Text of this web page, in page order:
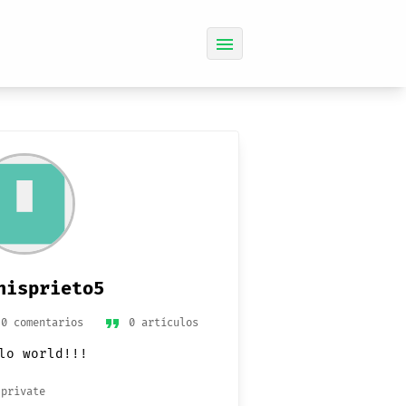
menu
0 comentarios format_quote 0 artículos
world!!!
private